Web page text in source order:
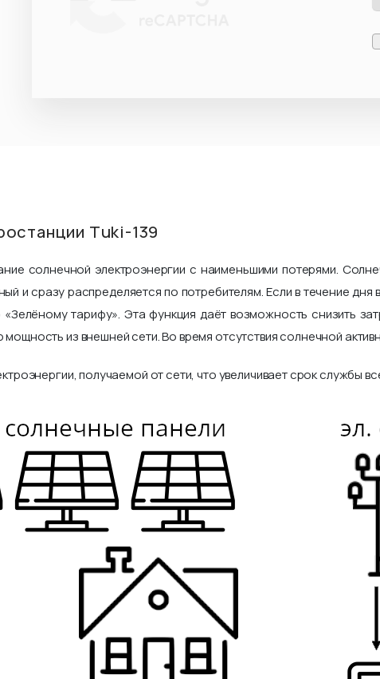
Tuki-139
солнечной электроэнергии с наименьшими потерями.
и сразу распределяется по потребителям. Если в течение
тарифу». Эта функция даёт возможность снизить
из внешней сети. Во время отсутствия солнечной
получаемой от сети, что увеличивает срок службы